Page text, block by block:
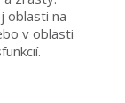
oblasti na
v oblasti